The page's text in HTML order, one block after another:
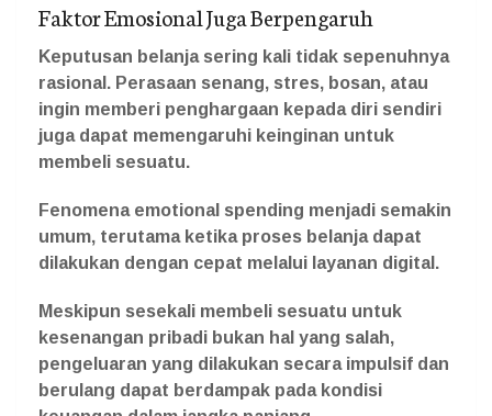
Faktor Emosional Juga Berpengaruh
Keputusan belanja sering kali tidak sepenuhnya
rasional. Perasaan senang, stres, bosan, atau
ingin memberi penghargaan kepada diri sendiri
juga dapat memengaruhi keinginan untuk
membeli sesuatu.
Fenomena emotional spending menjadi semakin
umum, terutama ketika proses belanja dapat
dilakukan dengan cepat melalui layanan digital.
Meskipun sesekali membeli sesuatu untuk
kesenangan pribadi bukan hal yang salah,
pengeluaran yang dilakukan secara impulsif dan
berulang dapat berdampak pada kondisi